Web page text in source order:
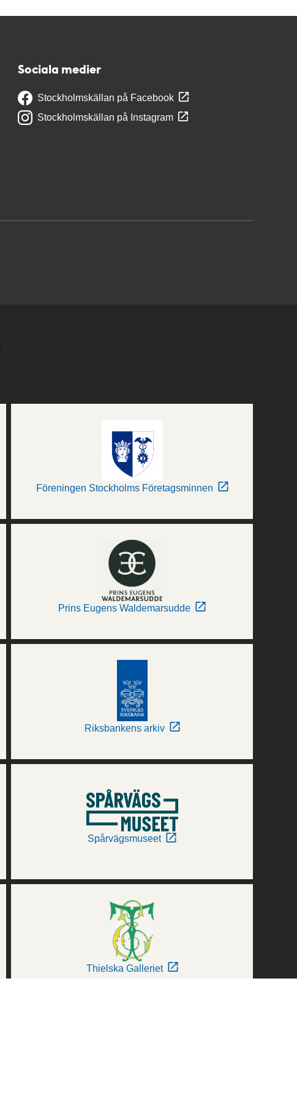
Sociala medier
Stockholmskällan på Facebook
Stockholmskällan på Instagram
Föreningen Stockholms Företagsminnen
Prins Eugens Waldemarsudde
Riksbankens arkiv
Spårvägsmuseet
Thielska Galleriet